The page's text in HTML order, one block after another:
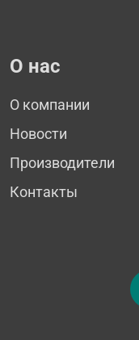
О нас
О компании
Новости
Производители
Контакты